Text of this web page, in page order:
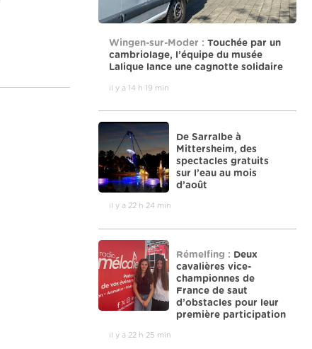
Wingen-sur-Moder : Touchée par un
cambriolage, l’équipe du musée
Lalique lance une cagnotte solidaire
il y a 14 h 19 min
De Sarralbe à
Mittersheim, des
spectacles gratuits
sur l’eau au mois
d’août
il y a 22 h 24 min
Rémelfing : Deux
cavalières vice-
championnes de
France de saut
d’obstacles pour leur
première participation
il y a 22 h 25 min